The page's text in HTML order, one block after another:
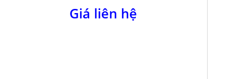
Giá liên hệ